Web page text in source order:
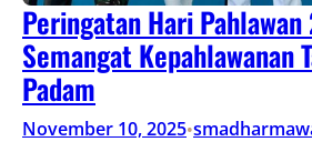
Peringatan Hari
Semangat Kepahlawanan
Padam
November 10, 2025•